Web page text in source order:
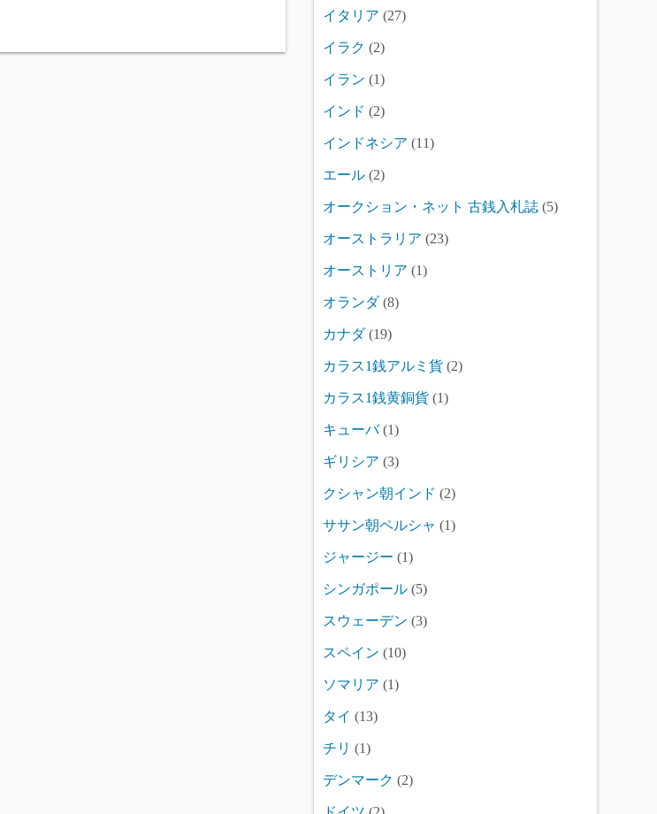
イタリア (27)
イラク (2)
イラン (1)
インド (2)
インドネシア (11)
エール (2)
オークション・ネット 古銭入札誌 (5)
オーストラリア (23)
オーストリア (1)
オランダ(8)
カナダ(19)
カラス1銭アルミ貨 (2)
カラス1銭黄銅貨 (1)
キューバ(1)
ギリシア (3)
クシャン朝インド (2)
ササン朝ペルシャ (1)
ジャージー (1)
シンガポール (5)
スウェーデン (3)
スペイン (10)
ソマリア (1)
タイ (13)
チリ (1)
デンマーク (2)